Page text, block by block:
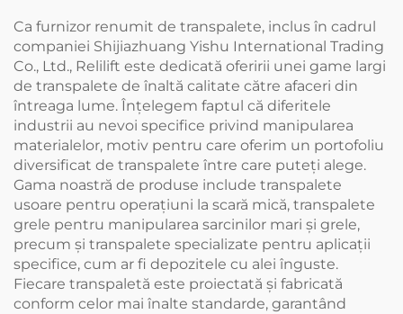
Ca furnizor renumit de transpalete, inclus în cadrul
companiei Shijiazhuang Yishu International Trading
Co., Ltd., Relilift este dedicată oferirii unei game largi
de transpalete de înaltă calitate către afaceri din
întreaga lume. Înțelegem faptul că diferitele
industrii au nevoi specifice privind manipularea
materialelor, motiv pentru care oferim un portofoliu
diversificat de transpalete între care puteți alege.
Gama noastră de produse include transpalete
usoare pentru operațiuni la scară mică, transpalete
grele pentru manipularea sarcinilor mari și grele,
precum și transpalete specializate pentru aplicații
specifice, cum ar fi depozitele cu alei înguste.
Fiecare transpaletă este proiectată și fabricată
conform celor mai înalte standarde, garantând